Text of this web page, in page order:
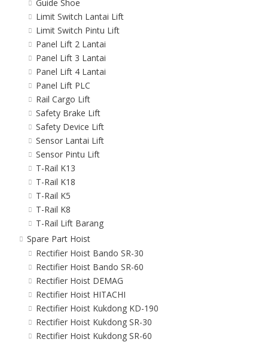
Guide Shoe
Limit Switch Lantai Lift
Limit Switch Pintu Lift
Panel Lift 2 Lantai
Panel Lift 3 Lantai
Panel Lift 4 Lantai
Panel Lift PLC
Rail Cargo Lift
Safety Brake Lift
Safety Device Lift
Sensor Lantai Lift
Sensor Pintu Lift
T-Rail K13
T-Rail K18
T-Rail K5
T-Rail K8
T-Rail Lift Barang
Spare Part Hoist
Rectifier Hoist Bando SR-30
Rectifier Hoist Bando SR-60
Rectifier Hoist DEMAG
Rectifier Hoist HITACHI
Rectifier Hoist Kukdong KD-190
Rectifier Hoist Kukdong SR-30
Rectifier Hoist Kukdong SR-60